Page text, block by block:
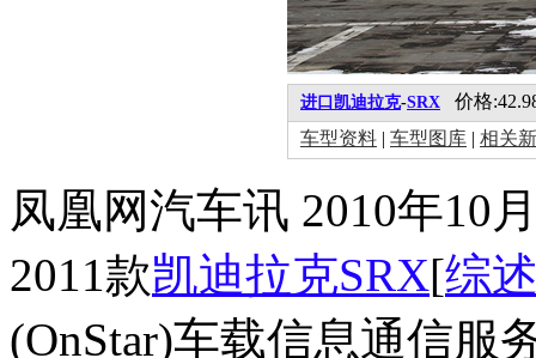
进口凯迪拉克-SRX 价格
车型资料 | 车型图库 | 相关
凤凰网汽车讯 2010年10
2011款凯迪拉克SRX[综
(OnStar)车载信息通信服